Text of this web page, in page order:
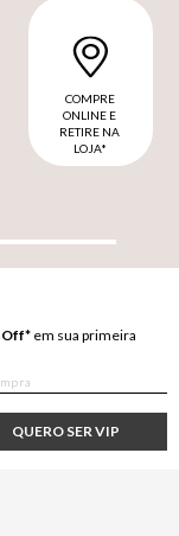
COMPRE
ONLINE E
RETIRE NA
LOJA*
em sua primeira
QUERO SER VIP